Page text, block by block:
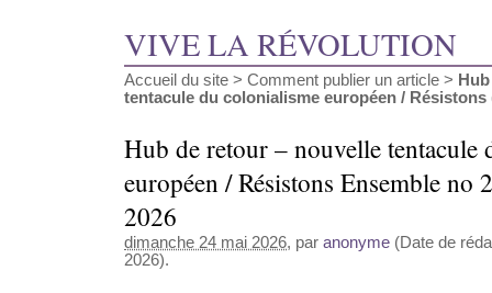
VIVE LA RÉVOLUTION
Accueil du site > Comment publier un article >
tentacule du colonialisme européen / Résistons
Hub de retour – nouvelle tentacule
européen / Résistons Ensemble no
2026
dimanche 24 mai 2026, par anonyme (Date de
2026).